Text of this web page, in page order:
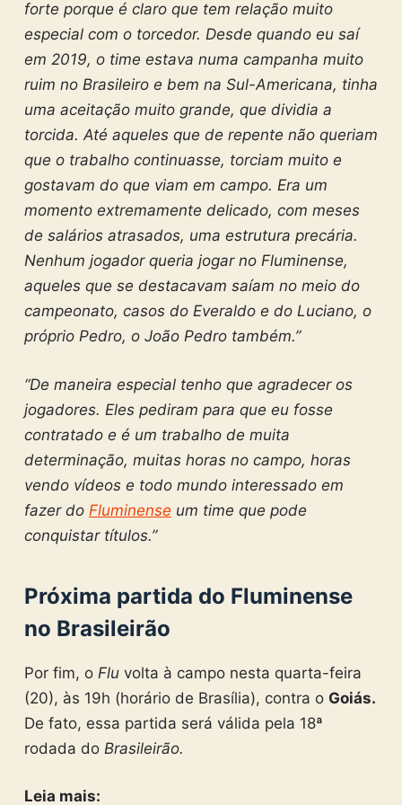
forte porque é claro que tem relação muito
especial com o torcedor. Desde quando eu saí
em 2019, o time estava numa campanha muito
ruim no Brasileiro e bem na Sul-Americana, tinha
uma aceitação muito grande, que dividia a
torcida. Até aqueles que de repente não queriam
que o trabalho continuasse, torciam muito e
gostavam do que viam em campo. Era um
momento extremamente delicado, com meses
de salários atrasados, uma estrutura precária.
Nenhum jogador queria jogar no Fluminense,
aqueles que se destacavam saíam no meio do
campeonato, casos do Everaldo e do Luciano, o
próprio Pedro, o João Pedro também.”
“De maneira especial tenho que agradecer os
jogadores. Eles pediram para que eu fosse
contratado e é um trabalho de muita
determinação, muitas horas no campo, horas
vendo vídeos e todo mundo interessado em
fazer do Fluminense um time que pode
conquistar títulos.”
Próxima partida do Fluminense
no Brasileirão
Por fim, o Fluvolta à campo nesta quarta-feira
(20), às 19h (horário de Brasília), contra o Goiás.
De fato, essa partida será válida pela 18ª
rodada do Brasileirão.
Leia mais: